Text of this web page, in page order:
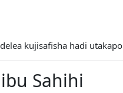
kujisafisha hadi
Sahihi